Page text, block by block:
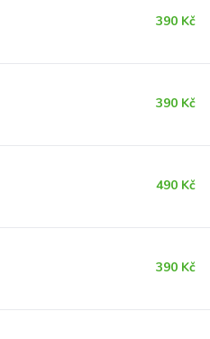
390 Kč
390 Kč
490 Kč
390 Kč